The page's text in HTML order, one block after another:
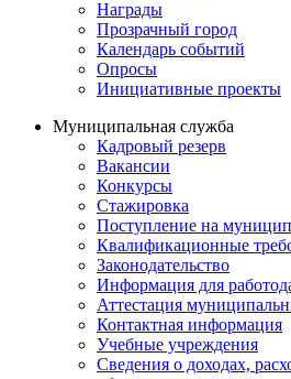
Награды
Прозрачный город
Календарь событий
Опросы
Инициативные проекты
Муниципальная служба
Кадровый резерв
Вакансии
Конкурсы
Стажировка
Поступление на
Квалификационные
Законодательство
Информация для
Аттестация
Контактная информация
Учебные учреждения
Сведения о доходах,